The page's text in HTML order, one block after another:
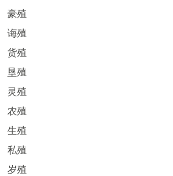
豪殖
诲殖
货殖
垦殖
灵殖
农殖
生殖
私殖
岁殖